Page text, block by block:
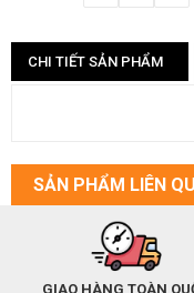
CHI TIẾT SẢN PHẨM
SẢN PHẨM LIÊN
GIAO HÀNG TOÀN